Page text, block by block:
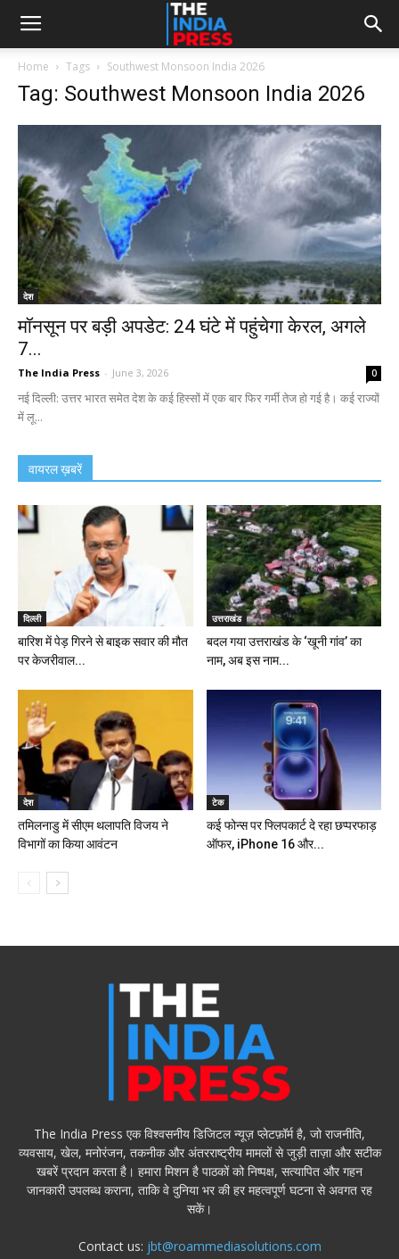
Home Tags Southwest Monsoon India 2026
Tag: Southwest Monsoon India 2026
देश
मॉनसून पर बड़ी अपडेट: 24 घंटे में पहुंचेगा केरल, अगले
7...
The India Press - June 3, 2026 0
नई दिल्ली: उत्तर भारत समेत देश के कई हिस्सों में एक बार फिर गर्मी तेज हो गई है। कई राज्यों
में लू...
वायरल ख़बरें
दिल्ली
बारिश में पेड़ गिरने से बाइक सवार की मौत
पर केजरीवाल...
उत्तराखंड
बदल गया उत्तराखंड के ‘खूनी गांव’ का
नाम, अब इस नाम...
देश
तमिलनाडु में सीएम थलापति विजय ने
विभागों का किया आवंटन
टेक
कई फोन्स पर फ्लिपकार्ट दे रहा छप्परफाड़
ऑफर, iPhone 16 और...
The India Press एक विश्वसनीय डिजिटल न्यूज़ प्लेटफ़ॉर्म है, जो राजनीति,
व्यवसाय, खेल, मनोरंजन, तकनीक और अंतरराष्ट्रीय मामलों से जुड़ी ताज़ा और सटीक
खबरें प्रदान करता है। हमारा मिशन है पाठकों को निष्पक्ष, सत्यापित और गहन
जानकारी उपलब्ध कराना, ताकि वे दुनिया भर की हर महत्वपूर्ण घटना से अवगत रह
सकें।
Contact us: jbt@roammediasolutions.com